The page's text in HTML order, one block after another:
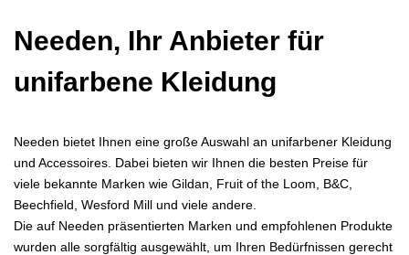
Needen, Ihr Anbieter für
unifarbene Kleidung
Needen bietet Ihnen eine große Auswahl an unifarbener Kleidung
und Accessoires. Dabei bieten wir Ihnen die besten Preise für
viele bekannte Marken wie Gildan, Fruit of the Loom, B&C,
Beechfield, Wesford Mill und viele andere.
Die auf Needen präsentierten Marken und empfohlenen Produkte
wurden alle sorgfältig ausgewählt, um Ihren Bedürfnissen gerecht